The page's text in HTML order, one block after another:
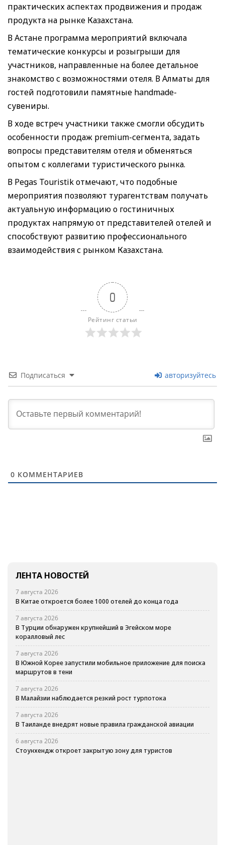
практических аспектах продвижения и продаж
продукта на рынке Казахстана.
В Астане программа мероприятий включала
тематические конкурсы и розыгрыши для
участников, направленные на более детальное
знакомство с возможностями отеля. В Алматы для
гостей подготовили памятные handmade-
сувениры.
В ходе встреч участники также смогли обсудить
особенности продаж premium-сегмента, задать
вопросы представителям отеля и обменяться
опытом с коллегами туристического рынка.
В Pegas Touristik отмечают, что подобные
мероприятия позволяют турагентствам получать
актуальную информацию о гостиничных
продуктах напрямую от представителей отелей и
способствуют развитию профессионального
взаимодействия с рынком Казахстана.
0
Рейтинг статьи
Подписаться авторизуйтесь
0 КОММЕНТАРИЕВ
ЛЕНТА НОВОСТЕЙ
7 августа 2026
В Китае откроется более 1000 отелей до конца года
7 августа 2026
В Турции обнаружен крупнейший в Эгейском море
коралловый лес
7 августа 2026
В Южной Корее запустили мобильное приложение для поиска
маршрутов в тени
7 августа 2026
В Малайзии наблюдается резкий рост турпотока
7 августа 2026
В Таиланде внедрят новые правила гражданской авиации
6 августа 2026
Стоунхендж откроет закрытую зону для туристов